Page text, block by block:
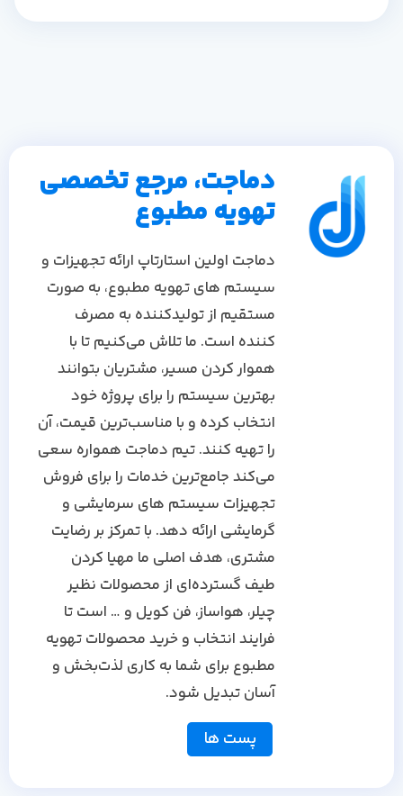
دماجت، مرجع تخصصی
تهویه مطبوع
دماجت اولین استارتاپ ارائه تجهیزات و
سیستم های تهویه مطبوع، به صورت
مستقیم از تولیدکننده به مصرف
کننده است. ما تلاش می‌کنیم تا با
هموار کردن مسیر، مشتریان بتوانند
بهترین سیستم را برای پروژه خود
انتخاب کرده و با مناسب‌ترین قیمت، آن
را تهیه کنند. تیم دماجت همواره سعی
می‌کند جامع‌ترین خدمات را برای فروش
تجهیزات سیستم های سرمایشی و
گرمایشی ارائه دهد. با تمرکز بر رضایت
مشتری، هدف اصلی ما مهیا کردن
طیف گسترده‌ای از محصولات نظیر
چیلر، هواساز، فن کویل و … است تا
فرایند انتخاب و خرید محصولات تهویه
مطبوع برای شما به کاری لذت‌بخش و
آسان تبدیل شود.
پست ها